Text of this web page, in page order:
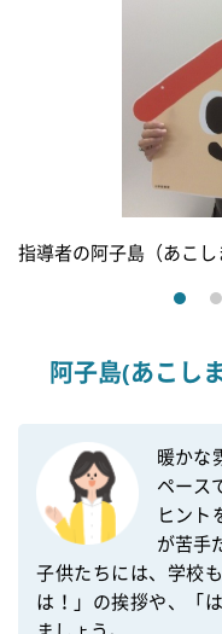
指導者の阿子島（あこし
阿子島(あこし
暖かな
ペース
ヒント
が苦手
子供たちには、学校
は！」の挨拶や、「